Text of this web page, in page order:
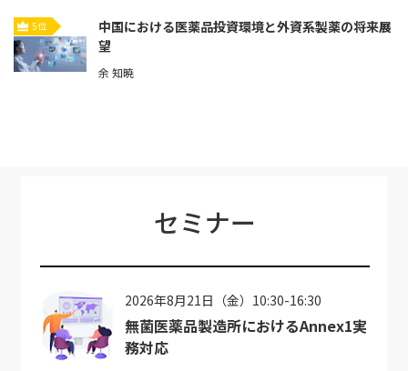
5位
中国における医薬品投資環境と外資系製薬の将来展
望
余 知暁
セミナー
2026年8月21日（金）10:30-16:30
無菌医薬品製造所におけるAnnex1実
務対応